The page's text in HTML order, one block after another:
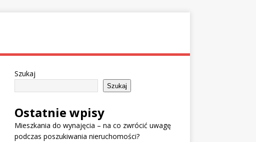
Szukaj
Szukaj
Ostatnie wpisy
Mieszkania do wynajęcia – na co zwrócić uwagę
podczas poszukiwania nieruchomości?